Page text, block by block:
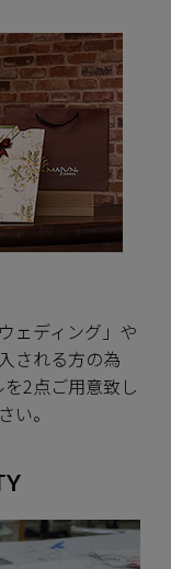
ェディング」や
される方の為
2点ご用意致し
い。